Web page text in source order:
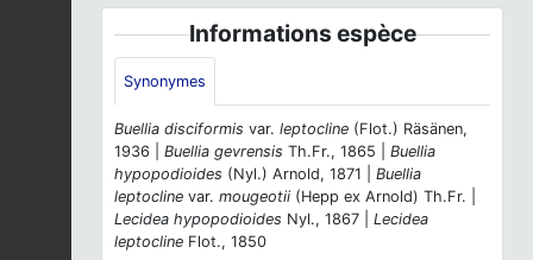
Informations espèce
Synonymes
Buellia disciformis var. leptocline (Flot.) Räsänen,
1936 | Buellia gevrensis Th.Fr., 1865 | Buellia
hypopodioides (Nyl.) Arnold, 1871 | Buellia
leptocline var. mougeotii (Hepp ex Arnold) Th.Fr. |
Lecidea hypopodioides Nyl., 1867 | Lecidea
leptocline Flot., 1850